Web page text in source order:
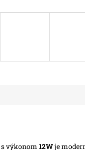
s výkonom 12Wje